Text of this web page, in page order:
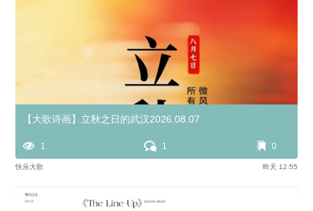
【大歌诗画】立秋之日的武汉2026.08.07
1 1 0
快乐大歌 昨天 12:55